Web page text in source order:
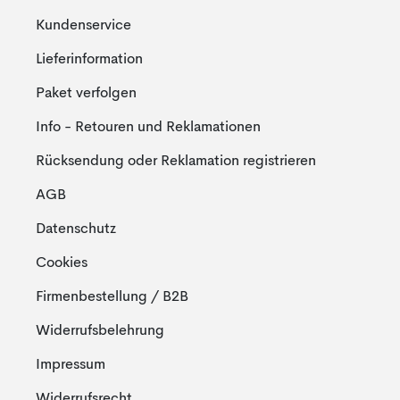
Kundenservice
Lieferinformation
Paket verfolgen
Info - Retouren und Reklamationen
Rücksendung oder Reklamation registrieren
AGB
Datenschutz
Cookies
Firmenbestellung / B2B
Widerrufsbelehrung
Impressum